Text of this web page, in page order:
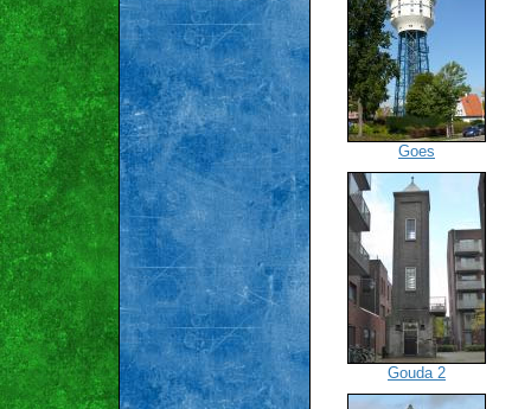
Goes
Gouda 2